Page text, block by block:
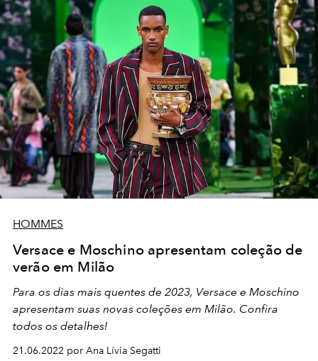
HOMMES
Versace e Moschino apresentam coleção de
verão em Milão
Para os dias mais quentes de 2023, Versace e Moschino
apresentam suas novas coleções em Milão. Confira
todos os detalhes!
21.06.2022 por Ana Lívia Segatti